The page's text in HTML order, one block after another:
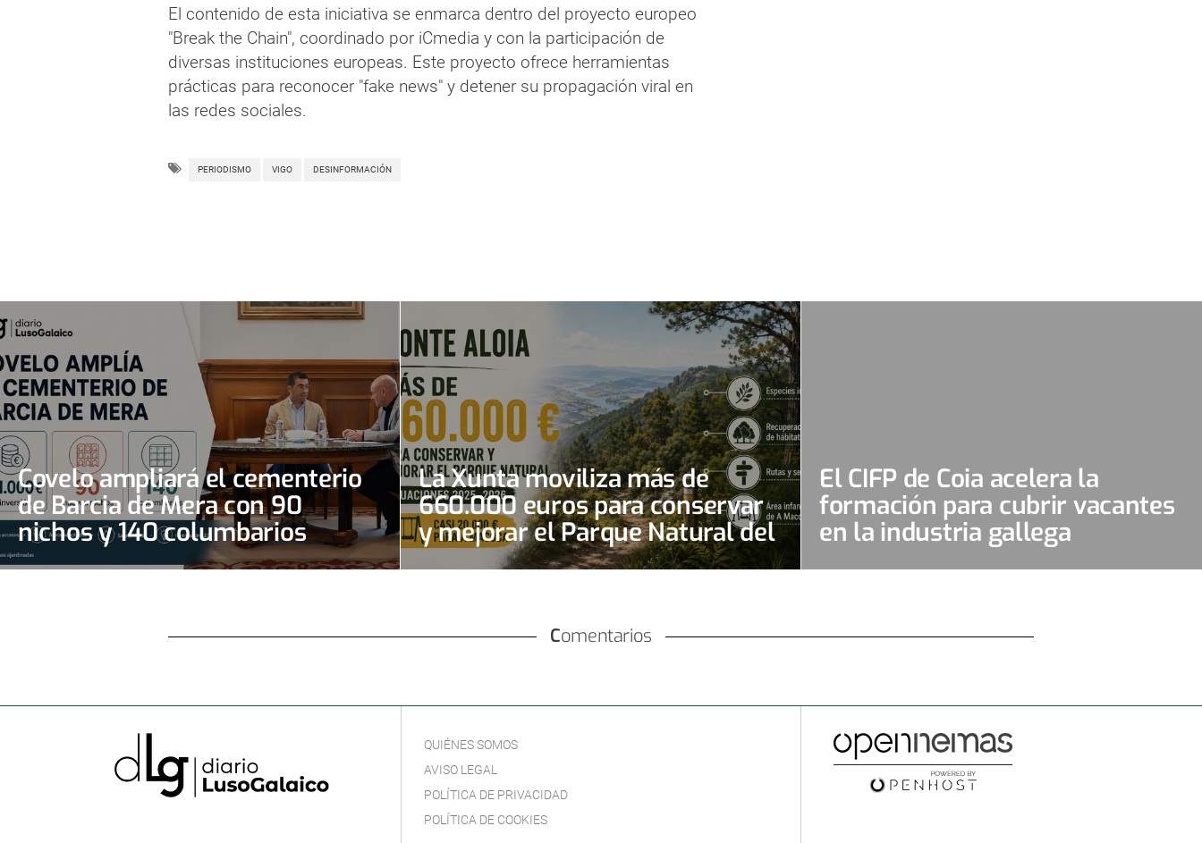
El contenido de esta iniciativa se enmarca dentro del proyecto europeo
"Break the Chain", coordinado por iCmedia y con la participación de
diversas instituciones europeas. Este proyecto ofrece herramientas
prácticas para reconocer "fake news" y detener su propagación viral en
las redes sociales.
PERIODISMO VIGO DESINFORMACIÓN
Covelo ampliará el cementerio
de Barcia de Mera con 90
nichos y 140 columbarios
La Xunta moviliza más de
660.000 euros para conservar
y mejorar el Parque Natural del
Monte Aloia
El CIFP de Coia acelera la
formación para cubrir vacantes
en la industria gallega
Comentarios
QUIÉNES SOMOS
AVISO LEGAL
POLÍTICA DE PRIVACIDAD
POLÍTICA DE COOKIES